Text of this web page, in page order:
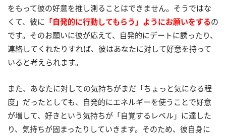
をもって彼の好意を推し測ることはできません。そうではな
くて、彼に 「自発的に行動してもらう」ようにお願いをするの
です。そのお願いに彼が応えて、自発的にデートに誘ったり、
連絡してくれたりすれば、彼はあなたに対して好意を持って
いると考えられます。
また、あなたに対しての気持ちがまだ「ちょっと気になる程
度」だったとしても、自発的にエネルギーを使うことで好意
が増して、好きという気持ちが「自覚するレベル」に達した
り、気持ちが固まったりしていきます。そのため、彼自身に